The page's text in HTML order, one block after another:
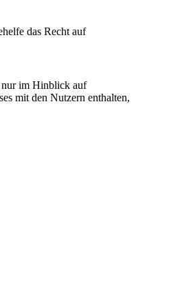
das Recht auf
nur im Hinblick auf
mit den Nutzern enthalten,